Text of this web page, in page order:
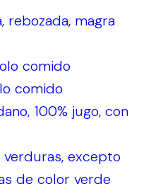
rebozada, magra
comido
comido
100% jugo, con
excepto
de color verde